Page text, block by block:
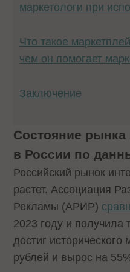
маркетологи при
Что такое
чем он помогает
Заключение
Состояние
в России по
Российский рынок
растет. Ассоциация
Рекламы (АРИР)
2023 году и получила
достиг
рублей и вырос на